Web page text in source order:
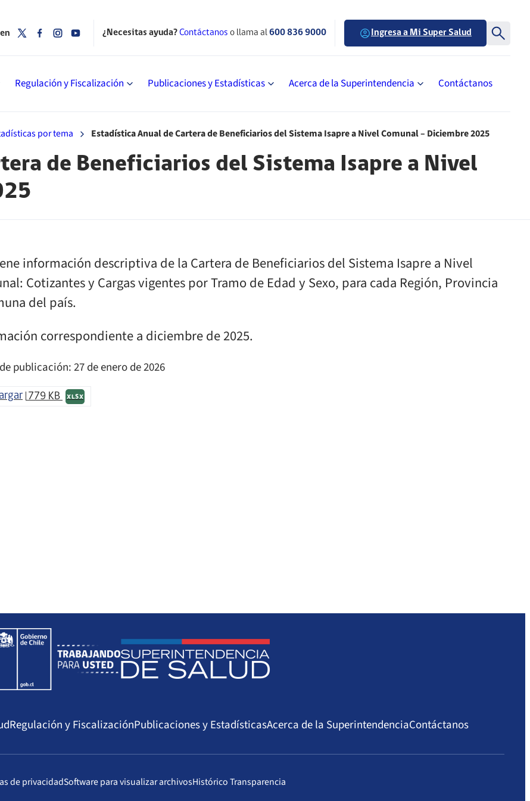
Regulación y Fiscalización Publicaciones y Estadísticas Acerca de la Superintendencia Contáctanos
¿Necesitas ayuda?Contáctanos o llama al600 836 9000 Ingresa a Mi Super Salud
por tema Estadística Anual de Cartera de Beneficiarios del Sistema Isapre a Nivel Comunal – Diciembre 2025
de Beneficiarios del Sistema Isapre a Nivel
información descriptiva de la Cartera de Beneficiarios del Sistema Isapre a Nivel
Cotizantes y Cargas vigentes por Tramo de Edad y Sexo, para cada Región, Provincia
del país.
correspondiente a diciembre de 2025.
publicación: 27 de enero de 2026
779 KB XLSX
Regulación y FiscalizaciónPublicaciones y EstadísticasAcerca de la SuperintendenciaContáctanos
de privacidadSoftware para visualizar archivosHistórico Transparencia